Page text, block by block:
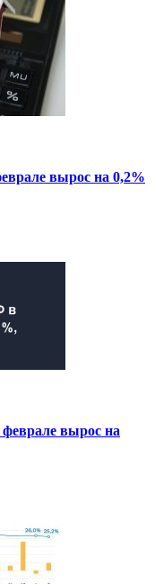
вырос на 0,2%
вырос на